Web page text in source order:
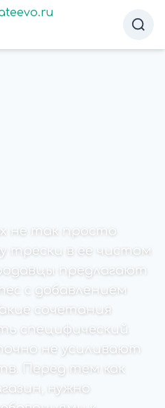
не так просто
трески в ее чистом
предлагают
с добавлением
сочетания
специфический
не усиливают
Перед тем как
нужно